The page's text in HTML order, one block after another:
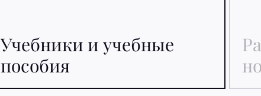
Учебники и учебные
пособия